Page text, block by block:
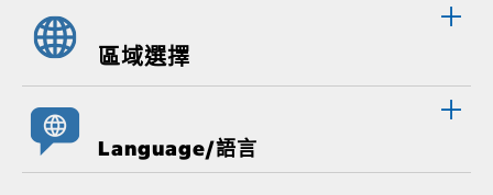
區域選擇
Language/語言